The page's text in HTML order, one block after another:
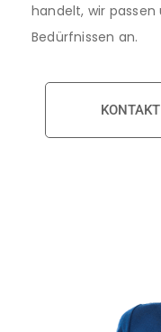
handelt, wir
Bedürfnissen an.
KONTAKT